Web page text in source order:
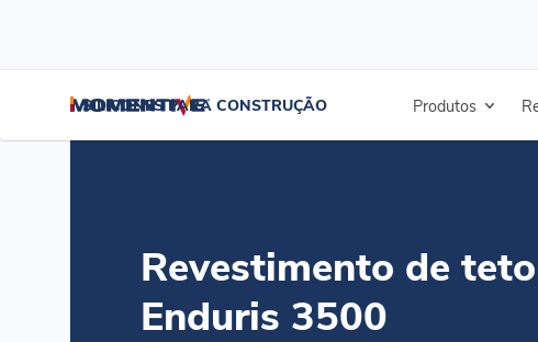
SILICONES PARA CONSTRUÇÃO Produtos
Início / Centro de documentos
Revestimento de
Enduris 3500